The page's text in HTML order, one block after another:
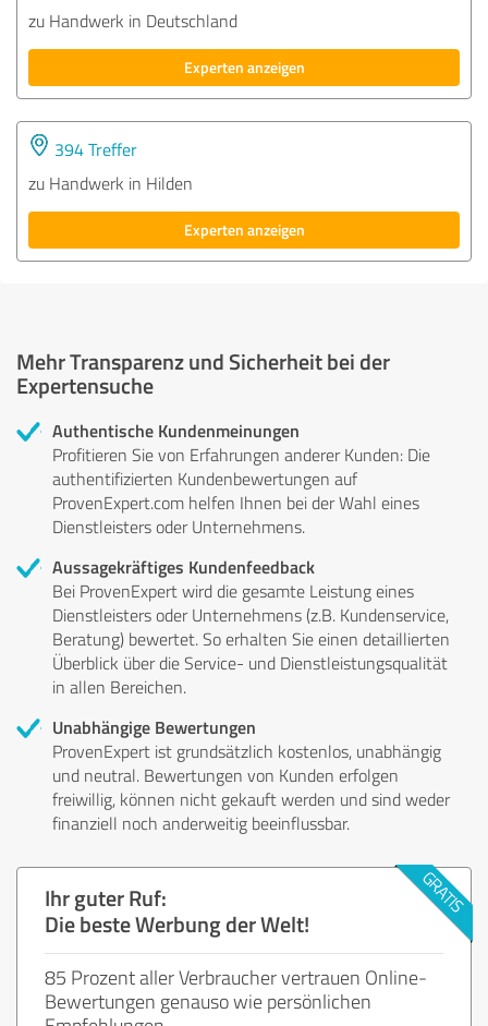
zu Handwerk in Deutschland
Experten anzeigen
394 Treffer
zu Handwerk in Hilden
Experten anzeigen
Mehr Transparenz und Sicherheit bei der
Expertensuche
Authentische Kundenmeinungen
Profitieren Sie von Erfahrungen anderer Kunden: Die
authentifizierten Kundenbewertungen auf
ProvenExpert.com helfen Ihnen bei der Wahl eines
Dienstleisters oder Unternehmens.
Aussagekräftiges Kundenfeedback
Bei ProvenExpert wird die gesamte Leistung eines
Dienstleisters oder Unternehmens (z.B. Kundenservice,
Beratung) bewertet. So erhalten Sie einen detaillierten
Überblick über die Service- und Dienstleistungsqualität
in allen Bereichen.
Unabhängige Bewertungen
ProvenExpert ist grundsätzlich kostenlos, unabhängig
und neutral. Bewertungen von Kunden erfolgen
freiwillig, können nicht gekauft werden und sind weder
finanziell noch anderweitig beeinflussbar.
Ihr guter Ruf:
Die beste Werbung der Welt!
85 Prozent aller Verbraucher vertrauen Online-
Bewertungen genauso wie persönlichen